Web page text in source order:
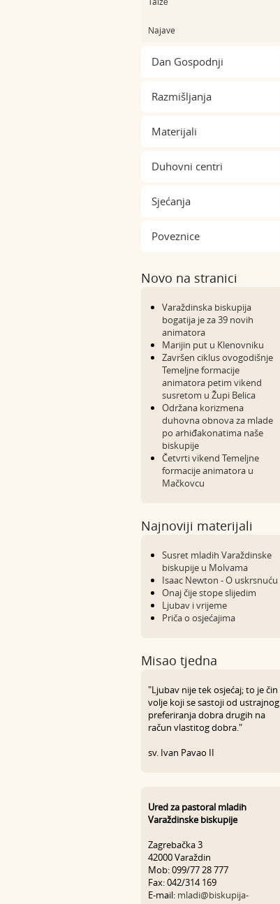
Najave
Dan Gospodnji
Razmišljanja
Materijali
Duhovni centri
Sjećanja
Poveznice
Novo na stranici
Varaždinska biskupija
bogatija je za 39 novih
animatora
Marijin put u Klenovniku
Završen ciklus ovogodišnje
Temeljne formacije
animatora petim vikend
susretom u Župi Belica
Održana korizmena
duhovna obnova za mlade
po arhiđakonatima naše
biskupije
Četvrti vikend Temeljne
formacije animatora u
Mačkovcu
Najnoviji materijali
Susret mladih Varaždinske
biskupije u Molvama
Isaac Newton - O uskrsnuću
Onaj čije stope slijedim
Ljubav i vrijeme
Priča o osjećajima
Misao tjedna
"Ljubav nije tek osjećaj; to je čin
volje koji se sastoji od ustrajnog
preferiranja dobra drugih na
račun vlastitog dobra."
sv. Ivan Pavao II
Ured za pastoral mladih
Varaždinske biskupije
Zagrebačka 3
42000 Varaždin
Mob: 099/77 28 777
Fax: 042/314 169
E-mail: mladi@biskupija-